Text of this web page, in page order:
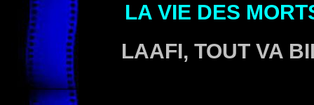
LA VIE DES
LAAFI, TOUT VA